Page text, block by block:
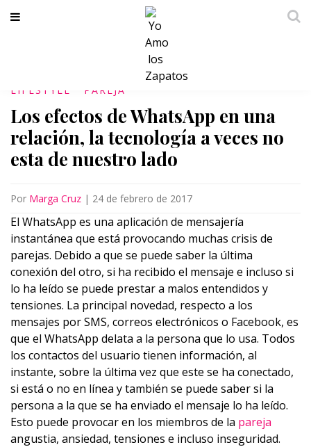
LIFESTYLE PAREJA
Los efectos de WhatsApp en una
relación, la tecnología a veces no
esta de nuestro lado
Por Marga Cruz | 24 de febrero de 2017
El WhatsApp es una aplicación de mensajería
instantánea que está provocando muchas crisis de
parejas. Debido a que se puede saber la última
conexión del otro, si ha recibido el mensaje e incluso si
lo ha leído se puede prestar a malos entendidos y
tensiones. La principal novedad, respecto a los
mensajes por SMS, correos electrónicos o Facebook, es
que el WhatsApp delata a la persona que lo usa. Todos
los contactos del usuario tienen información, al
instante, sobre la última vez que este se ha conectado,
si está o no en línea y también se puede saber si la
persona a la que se ha enviado el mensaje lo ha leído.
Esto puede provocar en los miembros de la pareja
angustia, ansiedad, tensiones e incluso inseguridad.